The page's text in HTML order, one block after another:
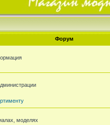
Форум
моделях